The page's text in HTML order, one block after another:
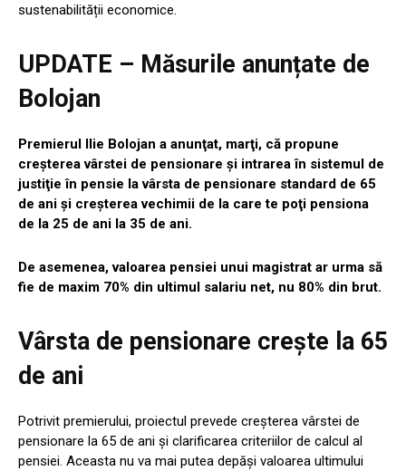
sustenabilității economice.
UPDATE – Măsurile anunțate de
Bolojan
Premierul Ilie Bolojan a anunţat, marţi, că propune
creşterea vârstei de pensionare şi intrarea în sistemul de
justiţie în pensie la vârsta de pensionare standard de 65
de ani şi creşterea vechimii de la care te poţi pensiona
de la 25 de ani la 35 de ani.
De asemenea, valoarea pensiei unui magistrat ar urma să
fie de maxim 70% din ultimul salariu net, nu 80% din brut.
Vârsta de pensionare crește la 65
de ani
Potrivit premierului, proiectul prevede creșterea vârstei de
pensionare la 65 de ani și clarificarea criteriilor de calcul al
pensiei. Aceasta nu va mai putea depăși valoarea ultimului